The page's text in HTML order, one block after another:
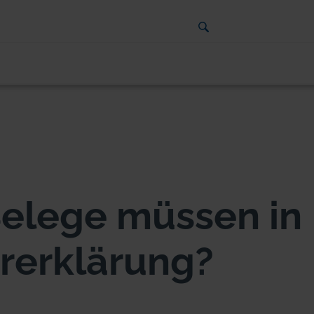
müssen in